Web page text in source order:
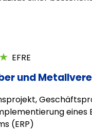
EFRE
und
eines
(ERP)